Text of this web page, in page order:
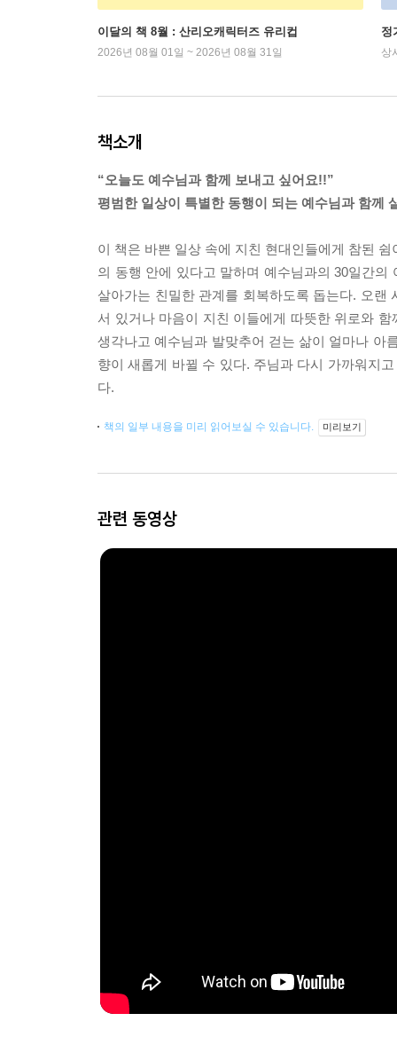
이달의 책 8월 : 산리오캐릭터즈 유리컵
2026년 08월 01일 ~ 2026년 08월 31일
정
상
책소개
“오늘도 예수님과 함께 보내고 싶어요!!”
평범한 일상이 특별한 동행이 되는 예수님과 함께
이 책은 바쁜 일상 속에 지친 현대인들에게 참된
의 동행 안에 있다고 말하며 예수님과의 30일간
살아가는 친밀한 관계를 회복하도록 돕는다. 오
서 있거나 마음이 지친 이들에게 따뜻한 위로와
생각나고 예수님과 발맞추어 걷는 삶이 얼마나 아
향이 새롭게 바뀔 수 있다. 주님과 다시 가까워지
다.
책의 일부 내용을 미리 읽어보실 수 있습니다. 미리보기
관련 동영상